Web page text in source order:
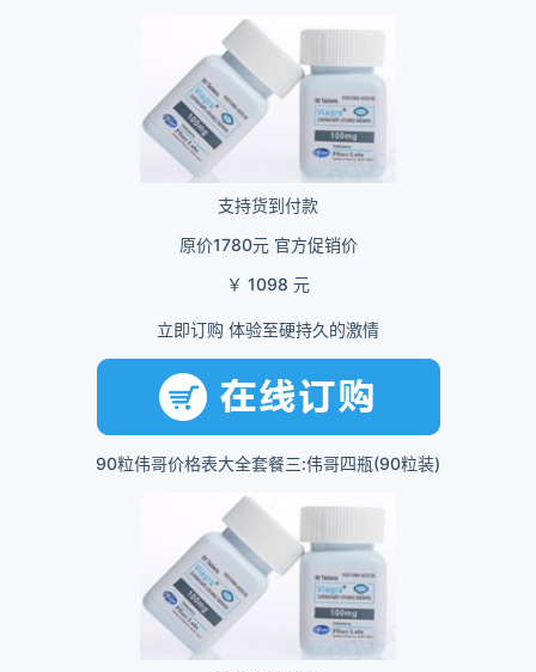
支持货到付款
原价1780元 官方促销价
￥ 1098 元
立即订购 体验至硬持久的激情
90粒伟哥价格表大全套餐三:伟哥四瓶(90粒装)